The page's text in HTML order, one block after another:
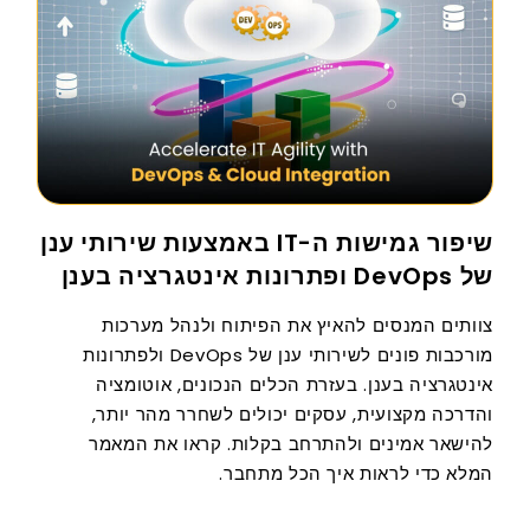
שיפור גמישות ה-IT באמצעות שירותי ענן
של DevOps ופתרונות אינטגרציה בענן
צוותים המנסים להאיץ את הפיתוח ולנהל מערכות
מורכבות פונים לשירותי ענן של DevOps ולפתרונות
אינטגרציה בענן. בעזרת הכלים הנכונים, אוטומציה
והדרכה מקצועית, עסקים יכולים לשחרר מהר יותר,
להישאר אמינים ולהתרחב בקלות. קראו את המאמר
המלא כדי לראות איך הכל מתחבר.